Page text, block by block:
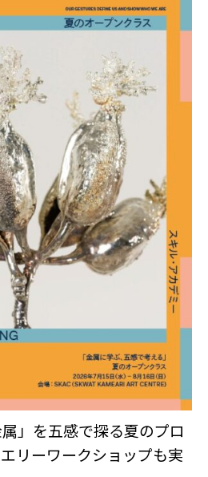
」を五感で探る夏のプロ
リーワークショップも実